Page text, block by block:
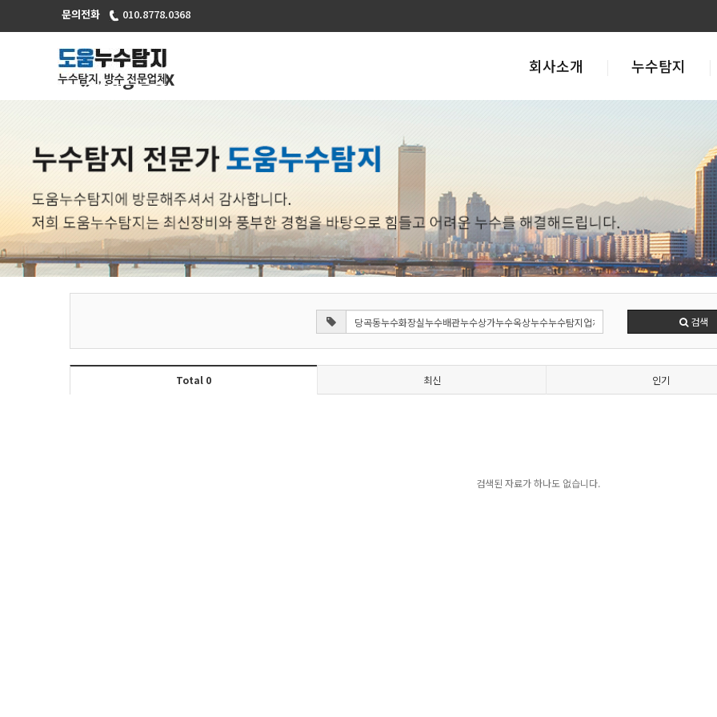
문의전화 010.8778.0368
회사소개 누수탐지
Tag Box
검색
Total 0 최신 인기
검색된 자료가 하나도 없습니다.